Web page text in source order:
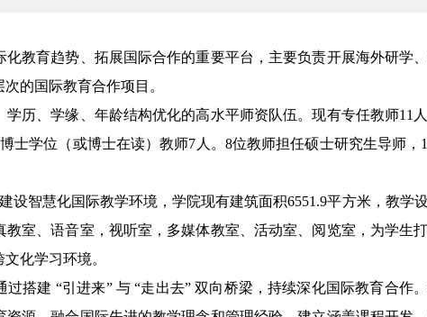
教育趋势、拓展国际合作的重要平台，主要负责开展海外研学、
的国际教育合作项目。
学历、学缘、年龄结构优化的高水平师资队伍。现有专任教师11
士学位（或博士在读）教师7 人。 8位教师担任硕士研究生导师，
设智慧化国际教学环境，学院现有建筑面积6551.9平方米，教学
室、语音室，视听室，多媒体教室、活动室、阅览室，为学生
化学习环境。
过搭建 “引进来” 与“走出去”双向桥梁，持续深化国际教育合作